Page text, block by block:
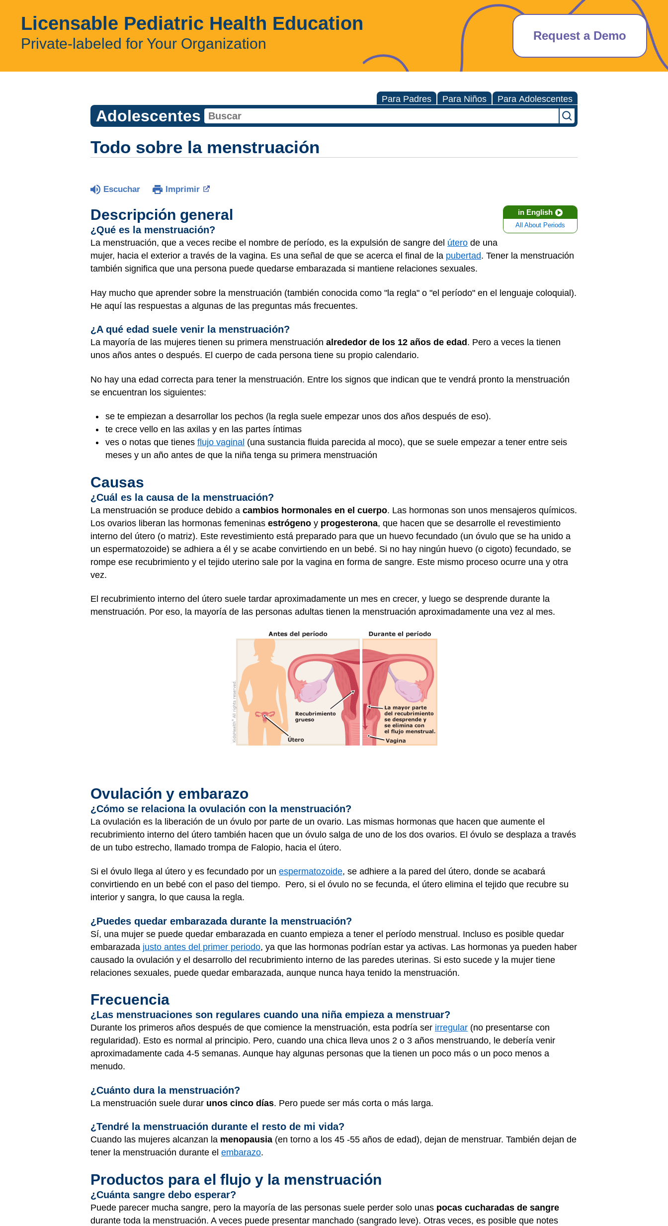
Licensable Pediatric Health Education
Private-labeled for Your Organization Request a Demo
Para Padres Para Niños Para Adolescentes
Adolescentes
Todo sobre la menstruación
Escuchar Imprimir
in English
All About Periods
Descripción general
¿Qué es la menstruación?
La menstruación, que a veces recibe el nombre de período, es la expulsión de sangre del útero de una
mujer, hacia el exterior a través de la vagina. Es una señal de que se acerca el final de la pubertad. Tener la menstruación
también significa que una persona puede quedarse embarazada si mantiene relaciones sexuales.
Hay mucho que aprender sobre la menstruación (también conocida como "la regla" o "el período" en el lenguaje coloquial).
He aquí las respuestas a algunas de las preguntas más frecuentes.
¿A qué edad suele venir la menstruación?
La mayoría de las mujeres tienen su primera menstruación alrededor de los 12 años de edad . Pero a veces la tienen
unos años antes o después. El cuerpo de cada persona tiene su propio calendario.
No hay una edad correcta para tener la menstruación. Entre los signos que indican que te vendrá pronto la menstruación
se encuentran los siguientes:
se te empiezan a desarrollar los pechos (la regla suele empezar unos dos años después de eso).
te crece vello en las axilas y en las partes íntimas
ves o notas que tienes flujo vaginal (una sustancia fluida parecida al moco), que se suele empezar a tener entre seis
meses y un año antes de que la niña tenga su primera menstruación
Causas
¿Cuál es la causa de la menstruación?
La menstruación se produce debido a cambios hormonales en el cuerpo. Las hormonas son unos mensajeros químicos.
Los ovarios liberan las hormonas femeninas estrógeno y progesterona, que hacen que se desarrolle el revestimiento
interno del útero (o matriz). Este revestimiento está preparado para que un huevo fecundado (un óvulo que se ha unido a
un espermatozoide) se adhiera a él y se acabe convirtiendo en un bebé. Si no hay ningún huevo (o cigoto) fecundado, se
rompe ese recubrimiento y el tejido uterino sale por la vagina en forma de sangre. Este mismo proceso ocurre una y otra
vez.
El recubrimiento interno del útero suele tardar aproximadamente un mes en crecer, y luego se desprende durante la
menstruación. Por eso, la mayoría de las personas adultas tienen la menstruación aproximadamente una vez al mes.
Ovulación y embarazo
¿Cómo se relaciona la ovulación con la menstruación?
La ovulación es la liberación de un óvulo por parte de un ovario. Las mismas hormonas que hacen que aumente el
recubrimiento interno del útero también hacen que un óvulo salga de uno de los dos ovarios. El óvulo se desplaza a través
de un tubo estrecho, llamado trompa de Falopio, hacia el útero.
Si el óvulo llega al útero y es fecundado por un espermatozoide, se adhiere a la pared del útero, donde se acabará
convirtiendo en un bebé con el paso del tiempo. Pero, si el óvulo no se fecunda, el útero elimina el tejido que recubre su
interior y sangra, lo que causa la regla.
¿Puedes quedar embarazada durante la menstruación?
Sí, una mujer se puede quedar embarazada en cuanto empieza a tener el período menstrual. Incluso es posible quedar
embarazada justo antes del primer periodo, ya que las hormonas podrían estar ya activas. Las hormonas ya pueden haber
causado la ovulación y el desarrollo del recubrimiento interno de las paredes uterinas. Si esto sucede y la mujer tiene
relaciones sexuales, puede quedar embarazada, aunque nunca haya tenido la menstruación.
Frecuencia
¿Las menstruaciones son regulares cuando una niña empieza a menstruar?
Durante los primeros años después de que comience la menstruación, esta podría ser irregular (no presentarse con
regularidad). Esto es normal al principio. Pero, cuando una chica lleva unos 2 o 3 años menstruando, le debería venir
aproximadamente cada 4-5 semanas. Aunque hay algunas personas que la tienen un poco más o un poco menos a
menudo.
¿Cuánto dura la menstruación?
La menstruación suele durar unos cinco días. Pero puede ser más corta o más larga.
¿Tendré la menstruación durante el resto de mi vida?
Cuando las mujeres alcanzan la menopausia (en torno a los 45 -55 años de edad), dejan de menstruar. También dejan de
tener la menstruación durante el embarazo.
Productos para el flujo y la menstruación
¿Cuánta sangre debo esperar?
Puede parecer mucha sangre, pero la mayoría de las personas suele perder solo unas pocas cucharadas de sangre
durante toda la menstruación. A veces puede presentar manchado (sangrado leve). Otras veces, es posible que notes